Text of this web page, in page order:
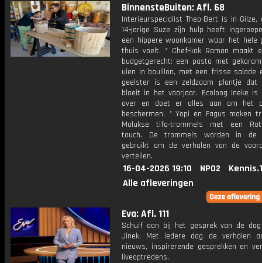
BinnensteBuiten: Afl. 68
Interieurspecialist Theo-Bert is in Gilze,
14-jarige Suze zijn hulp heeft
een hippere woonkamer waar het hele
thuis voelt. * Chef-kok Ramon maakt
budgetgerecht: een pasta met
uien in bouillon, met een frisse salade
geelster is een zeldzaam plantje dat
bloeit in het voorjaar. Ecoloog Ineke is
over en doet er alles aan om het
beschermen. * Yopi en Fagus maken
Molukse tifa-trommels met een
touch. De trommels worden in de
gebruikt om de verhalen van de
vertellen.
16-04-2026 19:10 NPO2
Alle afleveringen
Eva: Afl. 111
Schuif aan bij het gesprek van de
Jinek. Met iedere dag de verhalen
nieuws, inspirerende gesprekken en
liveoptredens.